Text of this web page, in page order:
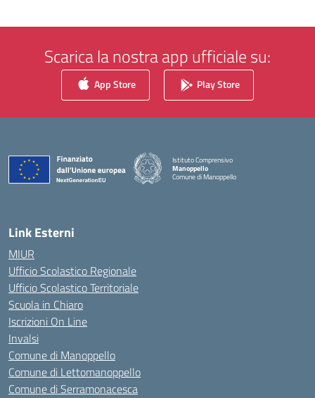
Scarica la nostra app ufficiale su:
App Store Play Store
Istituto Comprensivo
Manoppello
Comune di Manoppello
— Visita la pagina iniziale della scuola
Link Esterni
MIUR
Ufficio Scolastico Regionale
Ufficio Scolastico Territoriale
Scuola in Chiaro
Iscrizioni On Line
Invalsi
Comune di Manoppello
Comune di Lettomanoppello
Comune di Serramonacesca